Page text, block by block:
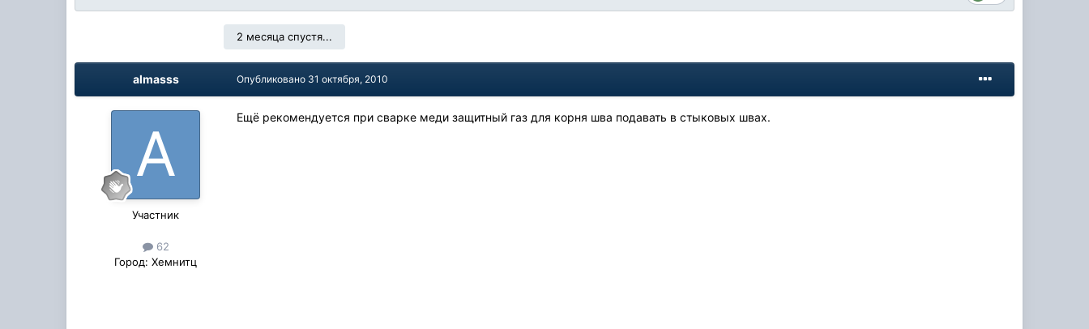
2 месяца спустя...
almasss
Участник
62
Город: Хемнитц
Опубликовано 31 октября, 2010
Ещё рекомендуется при сварке меди защитный газ для корня шва подавать в стыковых швах.